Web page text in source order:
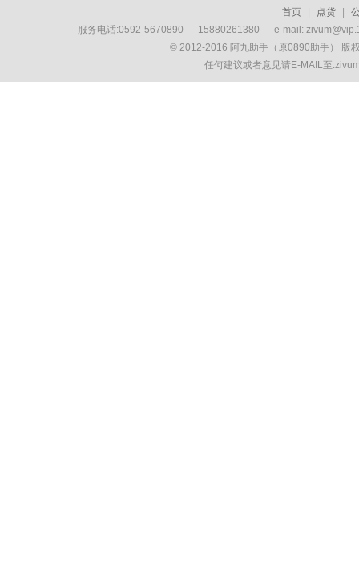
首页 点货
服务电话:0592-5670890 15880261380 e-mail:
© 2012-2016 阿九助手（原0890助手） 版
任何建议或者意见请E-MAIL至